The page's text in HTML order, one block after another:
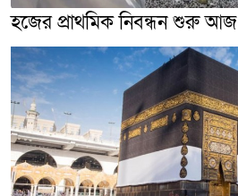
হজের প্রাথমিক নিবন্ধন শুরু আজ